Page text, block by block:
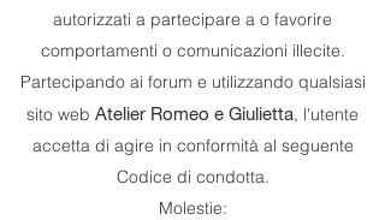
autorizzati a partecipare a o favorire
comportamenti o comunicazioni illecite.
Partecipando ai forum e utilizzando qualsiasi
sito web Atelier Romeo e Giulietta, l'utente
accetta di agire in conformità al seguente
Codice di condotta.
Molestie: